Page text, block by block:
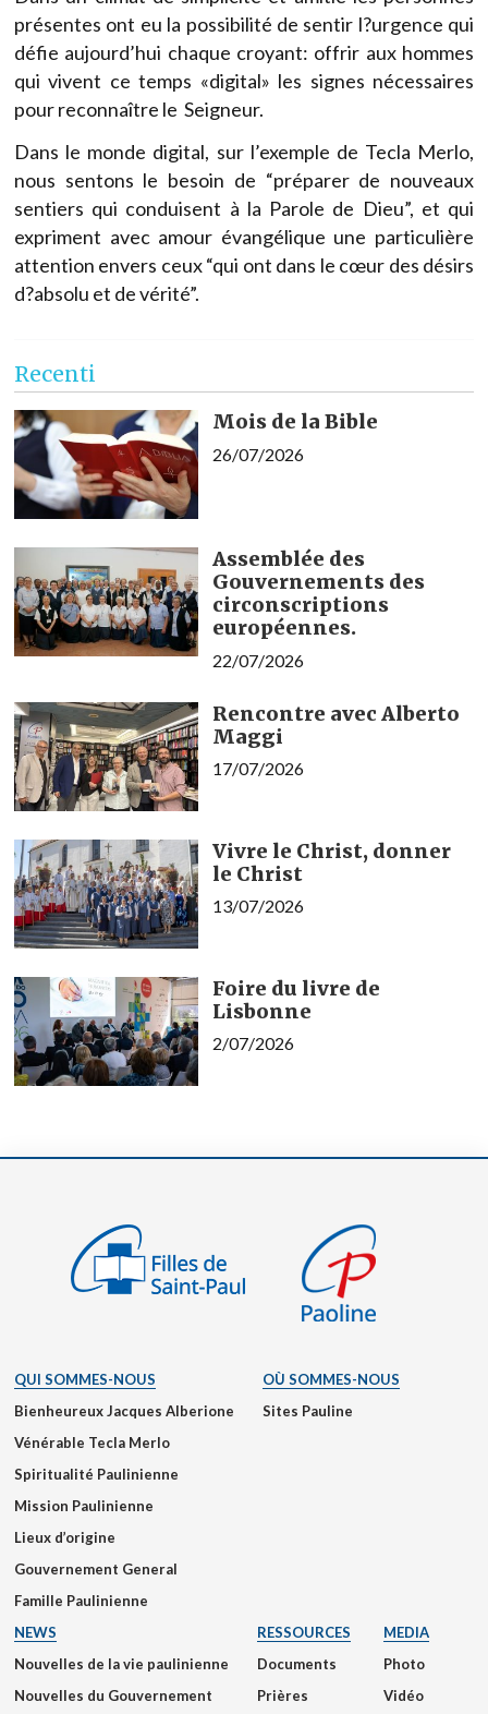
présentes ont eu la possibilité de sentir l?urgence qui
défie aujourd’hui chaque croyant: offrir aux hommes
qui vivent ce temps «digital» les signes nécessaires
pour reconnaître le Seigneur.
Dans le monde digital, sur l’exemple de Tecla Merlo,
nous sentons le besoin de “préparer de nouveaux
sentiers qui conduisent à la Parole de Dieu”, et qui
expriment avec amour évangélique une particulière
attention envers ceux “qui ont dans le cœur des désirs
d?absolu et de vérité”.
Recenti
Mois de la Bible
26/07/2026
Assemblée des
Gouvernements des
circonscriptions
européennes.
22/07/2026
Rencontre avec Alberto
Maggi
17/07/2026
Vivre le Christ, donner
le Christ
13/07/2026
Foire du livre de
Lisbonne
2/07/2026
QUI SOMMES-NOUS
Bienheureux Jacques Alberione
Vénérable Tecla Merlo
Spiritualité Paulinienne
Mission Paulinienne
Lieux d’origine
Gouvernement General
Famille Paulinienne
OÙ SOMMES-NOUS
Sites Pauline
NEWS
Nouvelles de la vie paulinienne
Nouvelles du Gouvernement
RESSOURCES
Documents
Prières
MEDIA
Photo
Vidéo